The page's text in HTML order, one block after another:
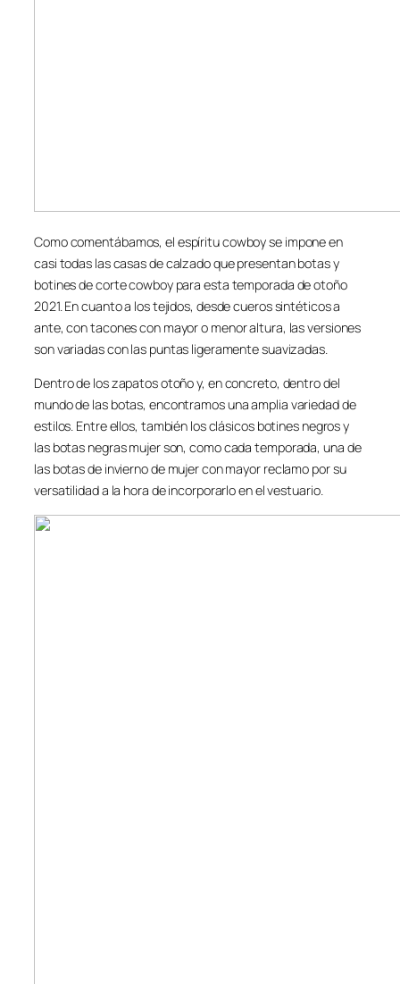
Como comentábamos, el espíritu cowboy se impone en
casi todas las casas de calzado que presentan botas y
botines de corte cowboy para esta temporada de otoño
2021. En cuanto a los tejidos, desde cueros sintéticos a
ante, con tacones con mayor o menor altura, las versiones
son variadas con las puntas ligeramente suavizadas.
Dentro de los zapatos otoño y, en concreto, dentro del
mundo de las botas, encontramos una amplia variedad de
estilos. Entre ellos, también los clásicos botines negros y
las botas negras mujer son, como cada temporada, una de
las botas de invierno de mujer con mayor reclamo por su
versatilidad a la hora de incorporarlo en el vestuario.